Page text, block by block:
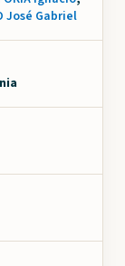
José Gabriel